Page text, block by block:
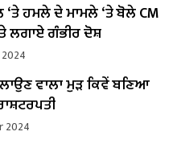
‘ਤੇ ਹਮਲੇ ਦੇ ਮਾਮਲੇ ‘ਤੇ ਬੋਲੇ ​​CM
ਲਗਾਏ ਗੰਭੀਰ ਦੋਸ਼
ਵਾਲਾ ਮੁੜ ਕਿਵੇਂ ਬਣਿਆ
2024